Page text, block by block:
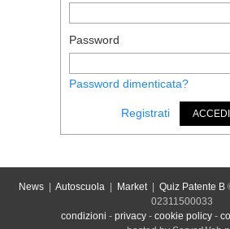
Password
Password dimenticata?
Registrati ACCEDI
News| Autoscuola| Market| Quiz Patente B
02311500033
condizioni - privacy - cookie policy -